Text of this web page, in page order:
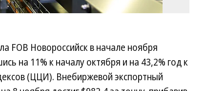
FOB Новороссийск в начале ноября
на 11% к началу октября и на 43,2% год к
(ЦЦИ). Внебиржевой экспортный